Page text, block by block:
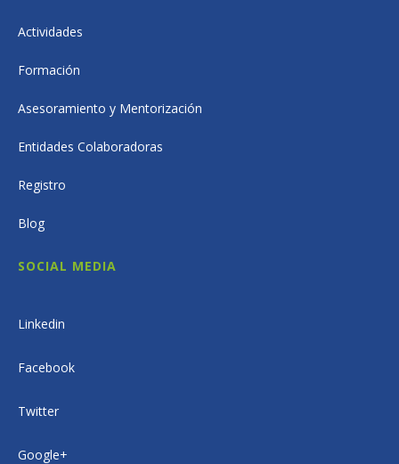
Actividades
Formación
Asesoramiento y Mentorización
Entidades Colaboradoras
Registro
Blog
SOCIAL MEDIA
Linkedin
Facebook
Twitter
Google+